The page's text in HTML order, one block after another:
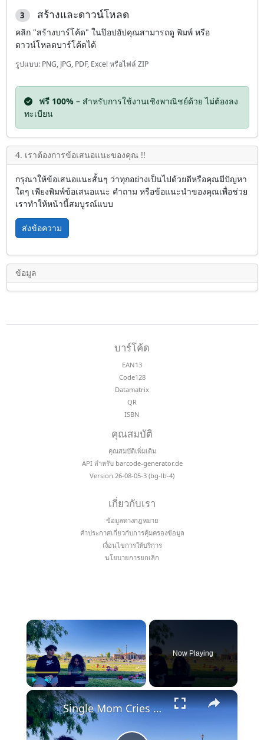
3 สร้างและดาวน์โหลด
คลิก "สร้างบาร์โค้ด" ในป๊อปอัปคุณสามารถดู พิมพ์ หรือ
ดาวน์โหลดบาร์โค้ดได้
รูปแบบ: PNG, JPG, PDF, Excel หรือไฟล์ ZIP
ฟรี 100%– สำหรับการใช้งานเชิงพาณิชย์ด้วย ไม่ต้องลง
ทะเบียน
4. เราต้องการข้อเสนอแนะของคุณ !!
กรุณาให้ข้อเสนอแนะสั้นๆ ว่าทุกอย่างเป็นไปด้วยดีหรือคุณมีปัญหา
ใดๆ เพียงพิมพ์ข้อเสนอแนะ คำถาม หรือข้อแนะนำของคุณเพื่อช่วย
เราทำให้หน้านี้สมบูรณ์แบบ
ส่งข้อความ
ข้อมูล
บาร์โค้ด
EAN13
Code128
Datamatrix
QR
ISBN
คุณสมบัติ
คุณสมบัติเพิ่มเติม
API สำหรับ barcode-generator.de
Version 26-08-05-3 (bg-lb-4)
เกี่ยวกับเรา
ข้อมูลทางกฎหมาย
คำประกาศเกี่ยวกับการคุ้มครองข้อมูล
เงื่อนไขการให้บริการ
นโยบายการยกเลิก
×
Unmute
Now Playing
×
Single Mom Cries With Joy As She Discovers She's Been Accepted Into Dream College | Happily TV